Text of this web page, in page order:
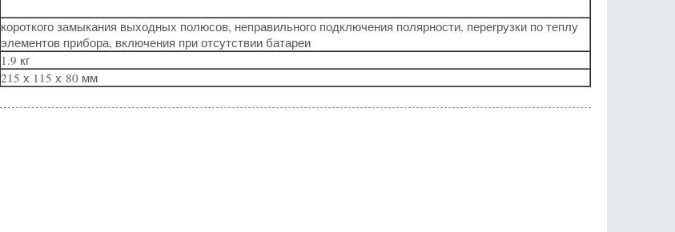
короткого замыкания выходных полюсов, неправильного подключения полярности, перегрузки по теплу
элементов прибора, включения при отсутствии батареи
1.9 кг
215 х 115 х 80 мм